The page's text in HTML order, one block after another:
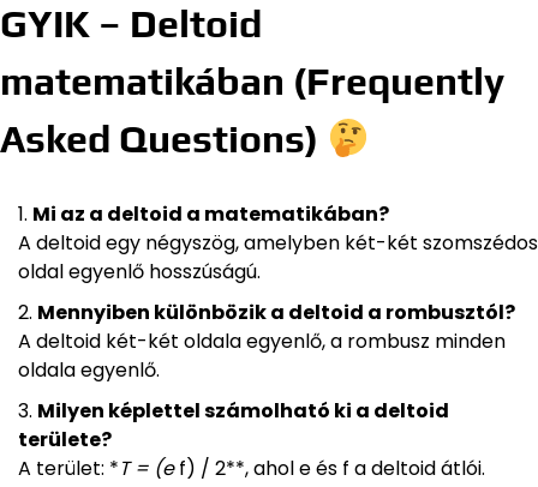
GYIK – Deltoid
matematikában (Frequently
Asked Questions)
Mi az a deltoid a matematikában?
A deltoid egy négyszög, amelyben két-két szomszédos
oldal egyenlő hosszúságú.
Mennyiben különbözik a deltoid a rombusztól?
A deltoid két-két oldala egyenlő, a rombusz minden
oldala egyenlő.
Milyen képlettel számolható ki a deltoid
területe?
A terület: *T = (ef) / 2**, ahol e és f a deltoid átlói.